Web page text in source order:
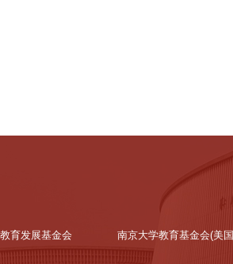
育发展基金会 南京大学教育基金会(美